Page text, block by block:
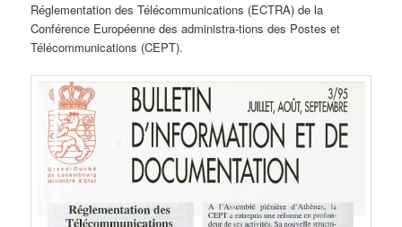
Réglementation des Télécommunications (ECTRA) de la
Conférence Européenne des administra-tions des Postes et
Télécommunications (CEPT).